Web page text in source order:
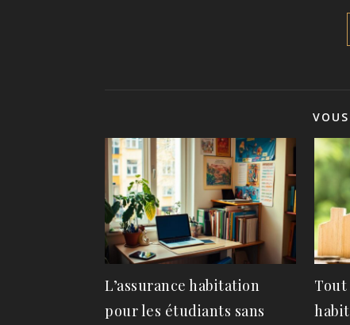
L’assurance habitation
pour les étudiants sans
Tout